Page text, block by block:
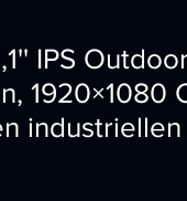
IPS
1920×1080
industriellen